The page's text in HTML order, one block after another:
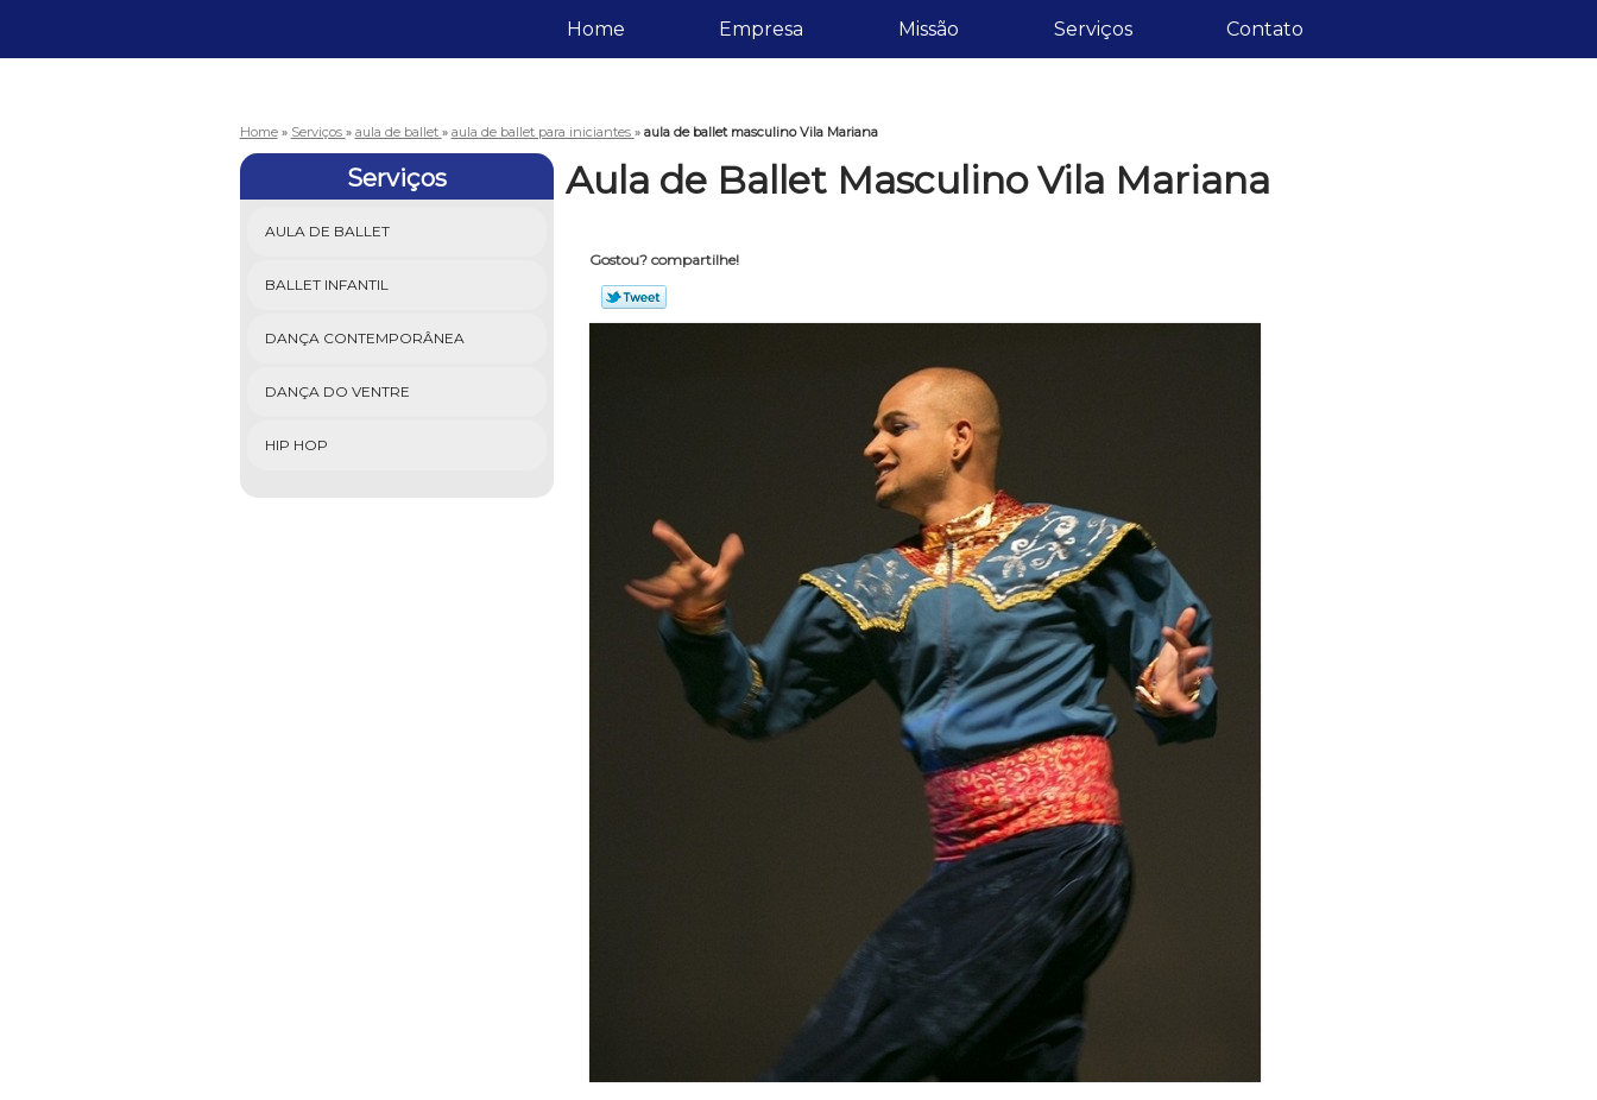
Home Empresa Missão Serviços Contato
Home » Serviços » aula de ballet » aula de ballet para iniciantes » aula de ballet masculino Vila Mariana
Serviços
AULA DE BALLET
BALLET INFANTIL
DANÇA CONTEMPORÂNEA
DANÇA DO VENTRE
HIP HOP
Aula de Ballet Masculino Vila Mariana
Gostou? compartilhe!